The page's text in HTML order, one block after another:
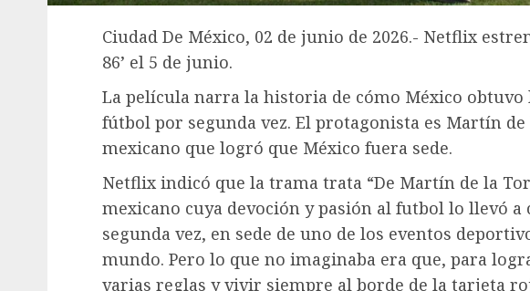
Ciudad De México, 02 de junio de 2026.- Netflix
86’ el 5 de junio.
La película narra la historia de cómo México obtuvo
fútbol por segunda vez. El protagonista es Martín
mexicano que logró que México fuera sede.
Netflix indicó que la trama trata “De Martín de la
mexicano cuya devoción y pasión al futbol lo llevó
segunda vez, en sede de uno de los eventos
mundo. Pero lo que no imaginaba era que, para
varias reglas y vivir siempre al borde de la tarjeta